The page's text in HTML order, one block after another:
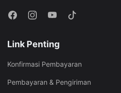
Link Penting
Konfirmasi Pembayaran
Pembayaran & Pengiriman